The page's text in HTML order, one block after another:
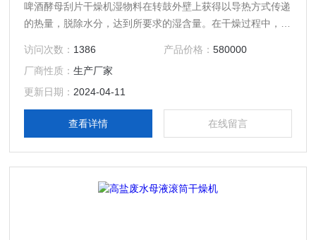
啤酒酵母刮片干燥机湿物料在转鼓外壁上获得以导热方式传递
的热量，脱除水分，达到所要求的湿含量。在干燥过程中，热
作，故广泛用于液态物料或带状物料的干燥。
访问次数： 1386 产品价格： 580000
厂商性质：生产厂家
更新日期： 2024-04-11
查看详情 在线留言